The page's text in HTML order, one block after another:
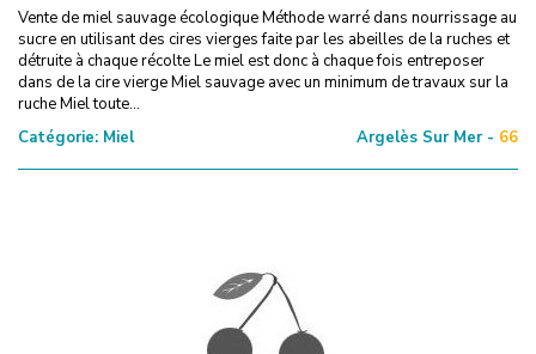
Vente de miel sauvage écologique Méthode warré dans nourrissage au
sucre en utilisant des cires vierges faite par les abeilles de la ruches et
détruite à chaque récolte Le miel est donc à chaque fois entreposer
dans de la cire vierge Miel sauvage avec un minimum de travaux sur la
ruche Miel toute...
Catégorie: Miel Argelès Sur Mer - 66